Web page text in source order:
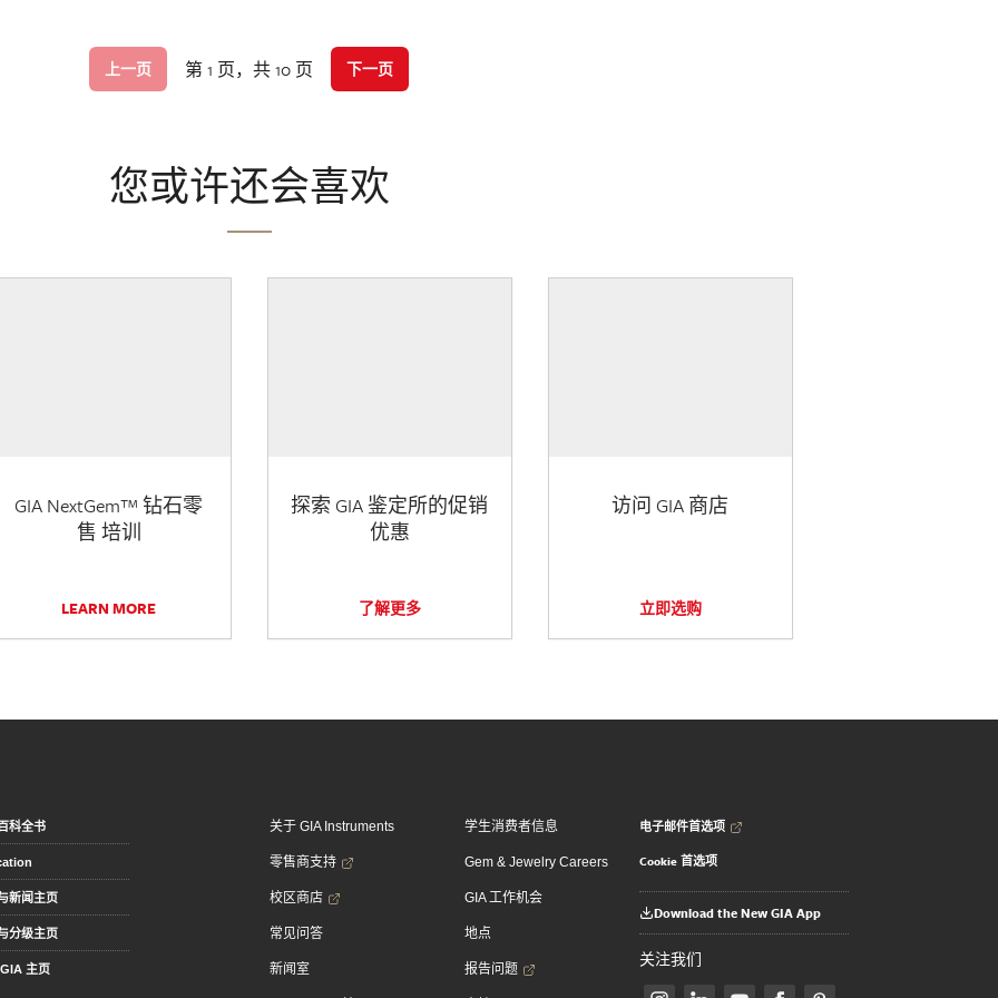
上一页 第 1 页，共 10 页 下一页
您或许还会喜欢
GIA NextGem™ 钻石零
售 培训
LEARN MORE
探索 GIA 鉴定所的促销
优惠
了解更多
访问 GIA 商店
立即选购
科全书
新闻主页
分级主页
主页
关于 GIA Instruments
零售商支持
校区商店
常见问答
新闻室
学生消费者信息
Gem & Jewelry Careers
GIA 工作机会
地点
报告问题
电子邮件首选项
Cookie 首选项
Download the New GIA App
关注我们